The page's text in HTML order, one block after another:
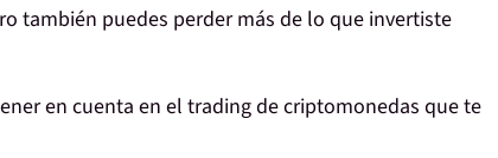
también puedes perder más de lo que invertiste
en cuenta en el trading de criptomonedas que te